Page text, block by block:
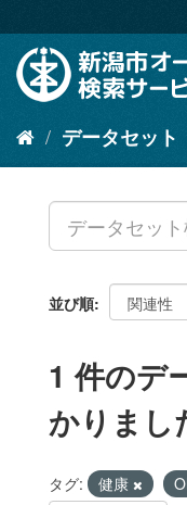
キ
容
データセット
並び順
1 件のデ
かりまし
タグ: 健康